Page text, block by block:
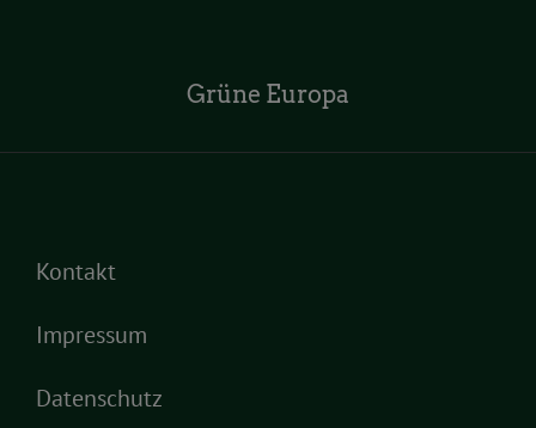
Grüne Europa
Kontakt
Impressum
Datenschutz